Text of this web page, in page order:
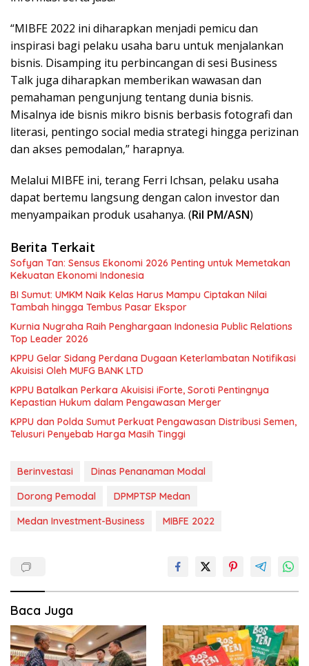
“MIBFE 2022 ini diharapkan menjadi pemicu dan
inspirasi bagi pelaku usaha baru untuk menjalankan
bisnis. Disamping itu perbincangan di sesi Business
Talk juga diharapkan memberikan wawasan dan
pemahaman pengunjung tentang dunia bisnis.
Misalnya ide bisnis mikro bisnis berbasis fotografi dan
literasi, pentingo social media strategi hingga perizinan
dan akses pemodalan,” harapnya.
Melalui MIBFE ini, terang Ferri Ichsan, pelaku usaha
dapat bertemu langsung dengan calon investor dan
menyampaikan produk usahanya. (Ril PM/ASN)
Berita Terkait
Sofyan Tan: Sensus Ekonomi 2026 Penting untuk Memetakan
Kekuatan Ekonomi Indonesia
BI Sumut: UMKM Naik Kelas Harus Mampu Ciptakan Nilai
Tambah hingga Tembus Pasar Ekspor
Kurnia Nugraha Raih Penghargaan Indonesia Public Relations
Top Leader 2026
KPPU Gelar Sidang Perdana Dugaan Keterlambatan Notifikasi
Akuisisi Oleh MUFG BANK LTD
KPPU Batalkan Perkara Akuisisi iForte, Soroti Pentingnya
Kepastian Hukum dalam Pengawasan Merger
KPPU dan Polda Sumut Perkuat Pengawasan Distribusi Semen,
Telusuri Penyebab Harga Masih Tinggi
Berinvestasi
Dinas Penanaman Modal
Dorong Pemodal
DPMPTSP Medan
Medan Investment-Business
MIBFE 2022
Baca Juga